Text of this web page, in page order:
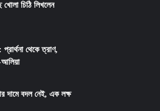
খোলা চিঠি লিখলেন
থেকে ত্রাণ,
আলিয়া
দামে বদল নেই, এক লক্ষ